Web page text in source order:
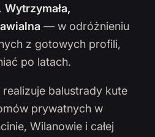
Wytrzymała,
— w odróżnieniu
z gotowych profili,
po latach.
realizuje balustrady kute
prywatnych w
Wilanowie i całej